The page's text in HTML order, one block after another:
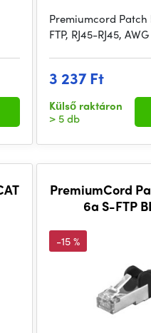
Premiumcord Patch
FTP, RJ45-RJ45,
3 237 Ft
Külső raktáron
> 5 db
PremiumCord
6a S-FTP
-15 %